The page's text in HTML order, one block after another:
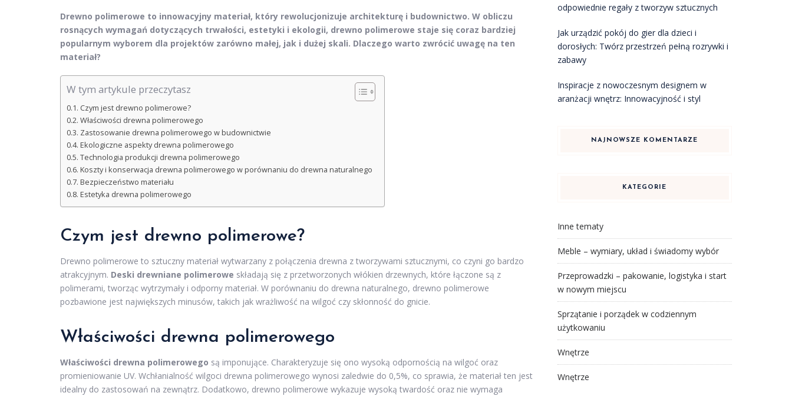
Drewno polimerowe to innowacyjny materiał, który rewolucjonizuje architekturę i budownictwo. W obliczu
rosnących wymagań dotyczących trwałości, estetyki i ekologii, drewno polimerowe staje się coraz bardziej
popularnym wyborem dla projektów zarówno małej, jak i dużej skali. Dlaczego warto zwrócić uwagę na ten
materiał?
W tym artykule przeczytasz
Czym jest drewno polimerowe?
Właściwości drewna polimerowego
Zastosowanie drewna polimerowego w budownictwie
Ekologiczne aspekty drewna polimerowego
Technologia produkcji drewna polimerowego
Koszty i konserwacja drewna polimerowego w porównaniu do drewna naturalnego
Bezpieczeństwo materiału
Estetyka drewna polimerowego
Czym jest drewno polimerowe?
Drewno polimerowe to sztuczny materiał wytwarzany z połączenia drewna z tworzywami sztucznymi, co czyni go bardzo
atrakcyjnym. Deski drewniane polimerowe składają się z przetworzonych włókien drzewnych, które łączone są z
polimerami, tworząc wytrzymały i odporny materiał. W porównaniu do drewna naturalnego, drewno polimerowe
pozbawione jest największych minusów, takich jak wrażliwość na wilgoć czy skłonność do gnicie.
Właściwości drewna polimerowego
Właściwości drewna polimerowego są imponujące. Charakteryzuje się ono wysoką odpornością na wilgoć oraz
promieniowanie UV. Wchłanialność wilgoci drewna polimerowego wynosi zaledwie do 0,5%, co sprawia, że materiał ten jest
idealny do zastosowań na zewnątrz. Dodatkowo, drewno polimerowe wykazuje wysoką twardość oraz nie wymaga
odpowiednie regały z tworzyw sztucznych
Jak urządzić pokój do gier dla dzieci i
dorosłych: Twórz przestrzeń pełną rozrywki i
zabawy
Inspiracje z nowoczesnym designem w
aranżacji wnętrz: Innowacyjność i styl
NAJNOWSZE KOMENTARZE
KATEGORIE
Inne tematy
Meble – wymiary, układ i świadomy wybór
Przeprowadzki – pakowanie, logistyka i start
w nowym miejscu
Sprzątanie i porządek w codziennym
użytkowaniu
Wnętrze
Wnętrze